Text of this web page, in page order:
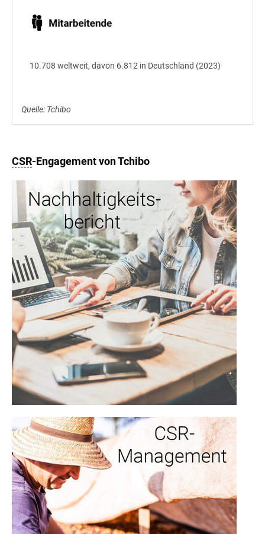
10.708 weltweit, davon 6.812 in Deutschland (2023)
Quelle: Tchibo
CSR-Engagement von Tchibo